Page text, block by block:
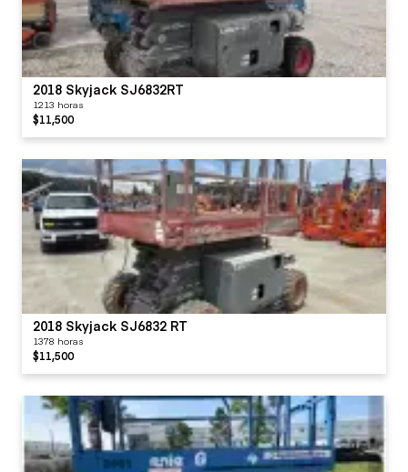
2018 Skyjack SJ6832RT
1213 horas
$11,500
2018 Skyjack SJ6832 RT
1378 horas
$11,500